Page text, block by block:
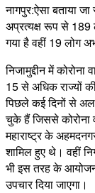
नागपुर:ऐसा बताया
अप्रत्यक्ष रूप से 189
गया है वहीं 19 लोग
निजामुद्दीन में
15 से अधिक राज्यों
पिछले कई दिनों से
चुके हैं जिससे
महाराष्ट्र के
शामिल हुए थे। वहीं
भी इस तरह के
उपचार दिया जाएगा।